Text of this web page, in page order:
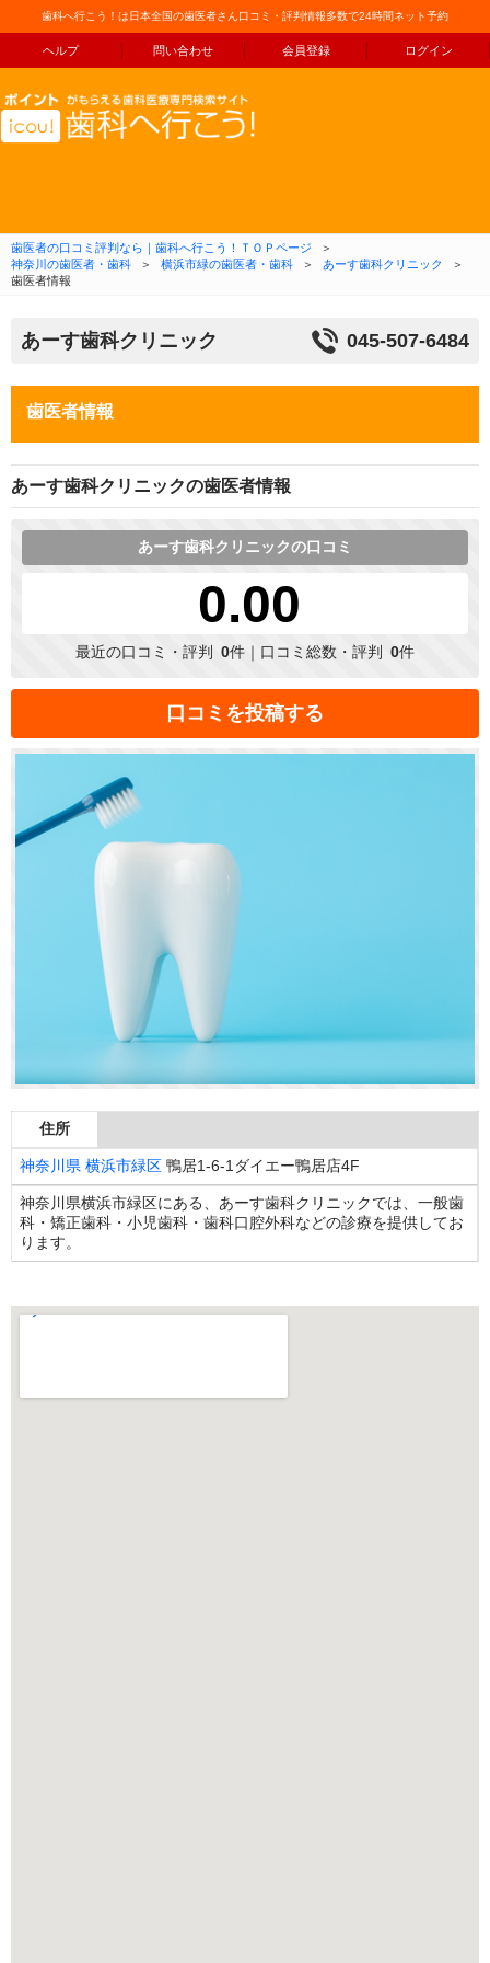
歯科へ行こう！は日本全国の歯医者さん口コミ・評判情報多数で24時間ネット予約
ヘルプ 問い合わせ 会員登録 ログイン
コンテンツへ移動
歯医者の口コミ評判なら｜歯科へ行こう！ＴＯＰページ
＞
神奈川の歯医者・歯科
＞ 横浜市緑の歯医者・歯科 ＞ あーす歯科クリニック
＞
歯医者情報
あーす歯科クリニック 045-507-6484
歯医者情報
あーす歯科クリニックの歯医者情報
あーす歯科クリニックの口コミ
0.00
最近の口コミ・評判 0件｜口コミ総数・評判 0件
口コミを投稿する
住所
神奈川県 横浜市緑区 鴨居1-6-1ダイエー鴨居店4F
神奈川県横浜市緑区にある、あーす歯科クリニックでは、一般歯
科・矯正歯科・小児歯科・歯科口腔外科などの診療を提供してお
ります。